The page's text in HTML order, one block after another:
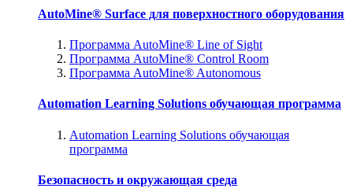
AutoMine® Surface для поверхностного оборудования
Программа AutoMine® Line of Sight
Программа AutoMine® Control Room
Программа AutoMine® Autonomous
Automation Learning Solutions обучающая программа
Automation Learning Solutions обучающая
программа
Безопасность и окружающая среда